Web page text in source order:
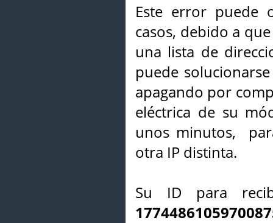
Este error puede
casos, debido a
una lista de
puede
apagando por
eléctrica de su
unos minutos,
otra IP distinta.
Su ID para